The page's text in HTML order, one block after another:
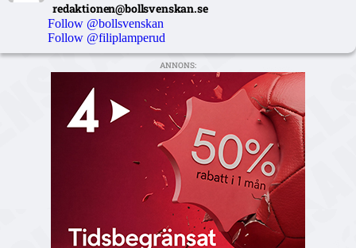
redaktionen@bollsvenskan.se
Follow @bollsvenskan
Follow @filiplamperud
ANNONS: